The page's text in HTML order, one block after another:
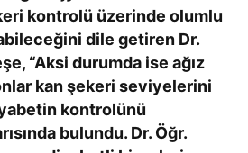
kontrolü üzerinde olumlu
dile getiren Dr.
“Aksi durumda ise ağız
kan şekeri seviyelerini
kontrolünü
bulundu. Dr. Öğr.